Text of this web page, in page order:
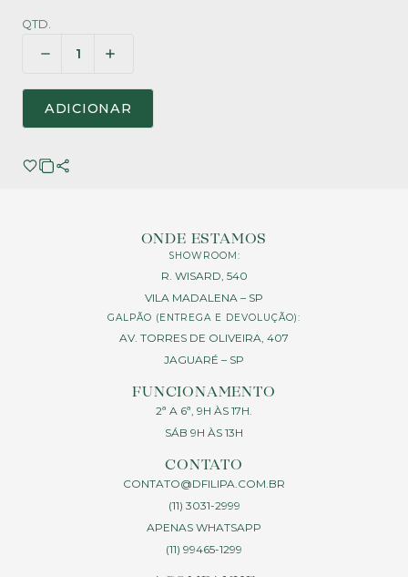
QTD.
ADICIONAR
ONDE ESTAMOS
SHOWROOM:
R. WISARD, 540
VILA MADALENA – SP
GALPÃO (ENTREGA E DEVOLUÇÃO):
AV. TORRES DE OLIVEIRA, 407
JAGUARÉ – SP
FUNCIONAMENTO
2ª A 6ª, 9H ÀS 17H.
SÁB 9H ÀS 13H
CONTATO
CONTATO@DFILIPA.COM.BR
(11) 3031-2999
APENAS WHATSAPP
(11) 99465-1299